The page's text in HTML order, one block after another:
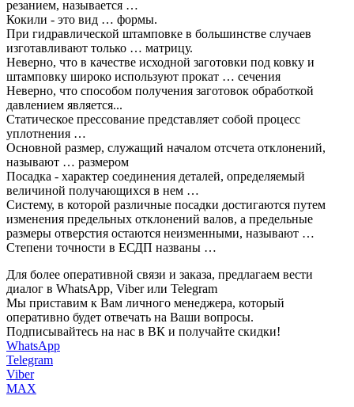
резанием, называется …
Кокили - это вид … формы.
При гидравлической штамповке в большинстве случаев
изготавливают только … матрицу.
Неверно, что в качестве исходной заготовки под ковку и
штамповку широко используют прокат … сечения
Неверно, что способом получения заготовок обработкой
давлением является...
Статическое прессование представляет собой процесс
уплотнения …
Основной размер, служащий началом отсчета отклонений,
называют … размером
Посадка - характер соединения деталей, определяемый
величиной получающихся в нем …
Систему, в которой различные посадки достигаются путем
изменения предельных отклонений валов, а предельные
размеры отверстия остаются неизменными, называют …
Степени точности в ЕСДП названы …
Для более оперативной связи и заказа, предлагаем вести
диалог в WhatsApp, Viber или Telegram
Мы приставим к Вам личного менеджера, который
оперативно будет отвечать на Ваши вопросы.
Подписывайтесь на нас в ВК и получайте скидки!
WhatsApp
Telegram
Viber
MAX